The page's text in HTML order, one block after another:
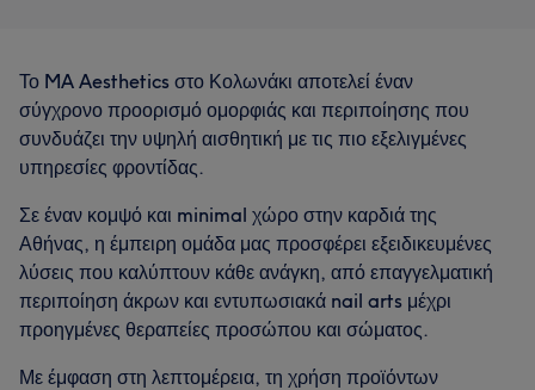
Το MA Aesthetics στο Κολωνάκι αποτελεί έναν
σύγχρονο προορισμό ομορφιάς και περιποίησης που
συνδυάζει την υψηλή αισθητική με τις πιο εξελιγμένες
υπηρεσίες φροντίδας.
Σε έναν κομψό και minimal χώρο στην καρδιά της
Αθήνας, η έμπειρη ομάδα μας προσφέρει εξειδικευμένες
λύσεις που καλύπτουν κάθε ανάγκη, από επαγγελματική
περιποίηση άκρων και εντυπωσιακά nail arts μέχρι
προηγμένες θεραπείες προσώπου και σώματος.
Με έμφαση στη λεπτομέρεια, τη χρήση προϊόντων